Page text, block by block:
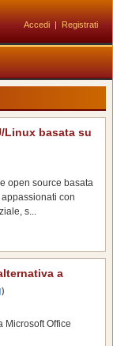
Accedi | Registrati
Linux basata su
open source basata
con
s...
a
)
Microsoft Office